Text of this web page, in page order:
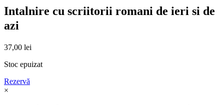
Intalnire cu scriitorii romani de ieri si de
azi
37,00 lei
Stoc epuizat
Rezervă
×